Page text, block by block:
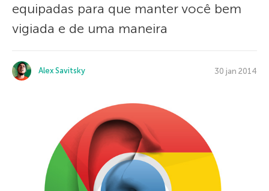
equipadas para que manter você bem
vigiada e de uma maneira
Alex Savitsky 30 jan 2014